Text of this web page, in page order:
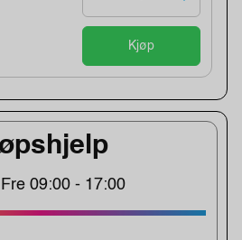
09:00 - 17:00
Kjøp